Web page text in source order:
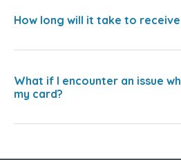
How long will it take to
What if I encounter an issue
my card?